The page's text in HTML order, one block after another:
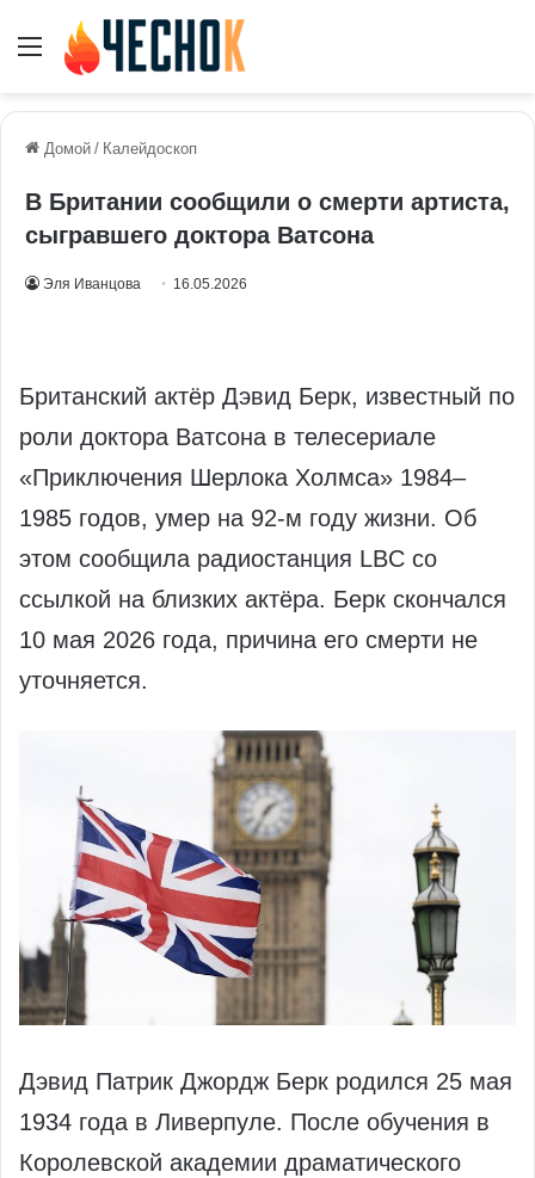
Меню
Домой / Калейдоскоп
В Британии сообщили о смерти артиста,
сыгравшего доктора Ватсона
Эля Иванцова 16.05.2026
Британский актёр Дэвид Берк, известный по
роли доктора Ватсона в телесериале
«Приключения Шерлока Холмса» 1984–
1985 годов, умер на 92‑м году жизни. Об
этом сообщила радиостанция LBC со
ссылкой на близких актёра. Берк скончался
10 мая 2026 года, причина его смерти не
уточняется.
Дэвид Патрик Джордж Берк родился 25 мая
1934 года в Ливерпуле. После обучения в
Королевской академии драматического